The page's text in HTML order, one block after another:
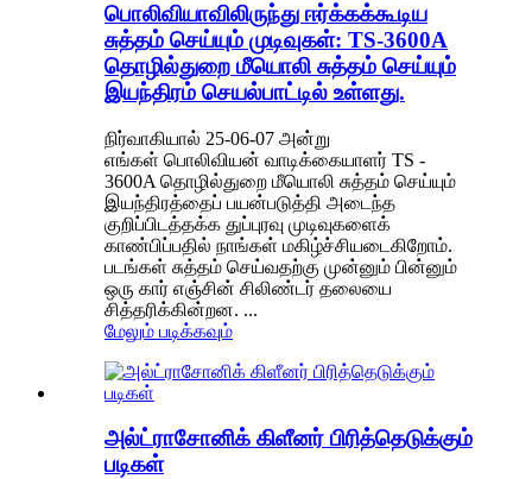
பொலிவியாவிலிருந்து ஈர்க்கக்கூடிய
சுத்தம் செய்யும் முடிவுகள்: TS-3600A
தொழில்துறை மீயொலி சுத்தம் செய்யும்
இயந்திரம் செயல்பாட்டில் உள்ளது.
நிர்வாகியால் 25-06-07 அன்று
எங்கள் பொலிவியன் வாடிக்கையாளர் TS -
3600A தொழில்துறை மீயொலி சுத்தம் செய்யும்
இயந்திரத்தைப் பயன்படுத்தி அடைந்த
குறிப்பிடத்தக்க துப்புரவு முடிவுகளைக்
காண்பிப்பதில் நாங்கள் மகிழ்ச்சியடைகிறோம்.
படங்கள் சுத்தம் செய்வதற்கு முன்னும் பின்னும்
ஒரு கார் எஞ்சின் சிலிண்டர் தலையை
சித்தரிக்கின்றன. ...
மேலும் படிக்கவும்
அல்ட்ராசோனிக் கிளீனர் பிரித்தெடுக்கும்
படிகள்